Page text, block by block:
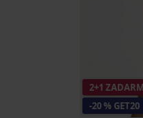
2+1
-20 % GET20